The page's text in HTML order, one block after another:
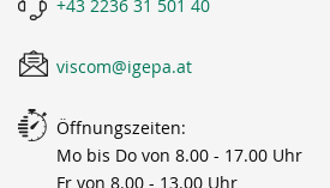
+43 2236 31 501 40
viscom@igepa.at
Öffnungszeiten:
Mo bis Do von 8.00 - 17.00 Uhr
Fr von 8.00 - 13.00 Uhr